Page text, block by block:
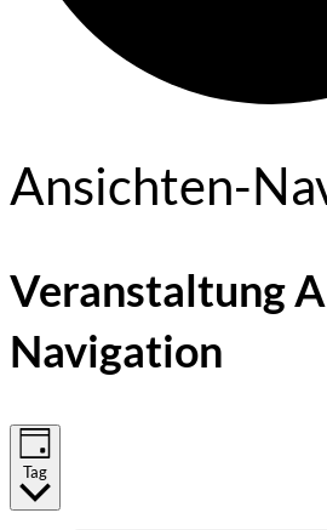
Veranstaltungen
17.
September,
2025
Ansichten-
Veranstaltung
Navigation
Tag